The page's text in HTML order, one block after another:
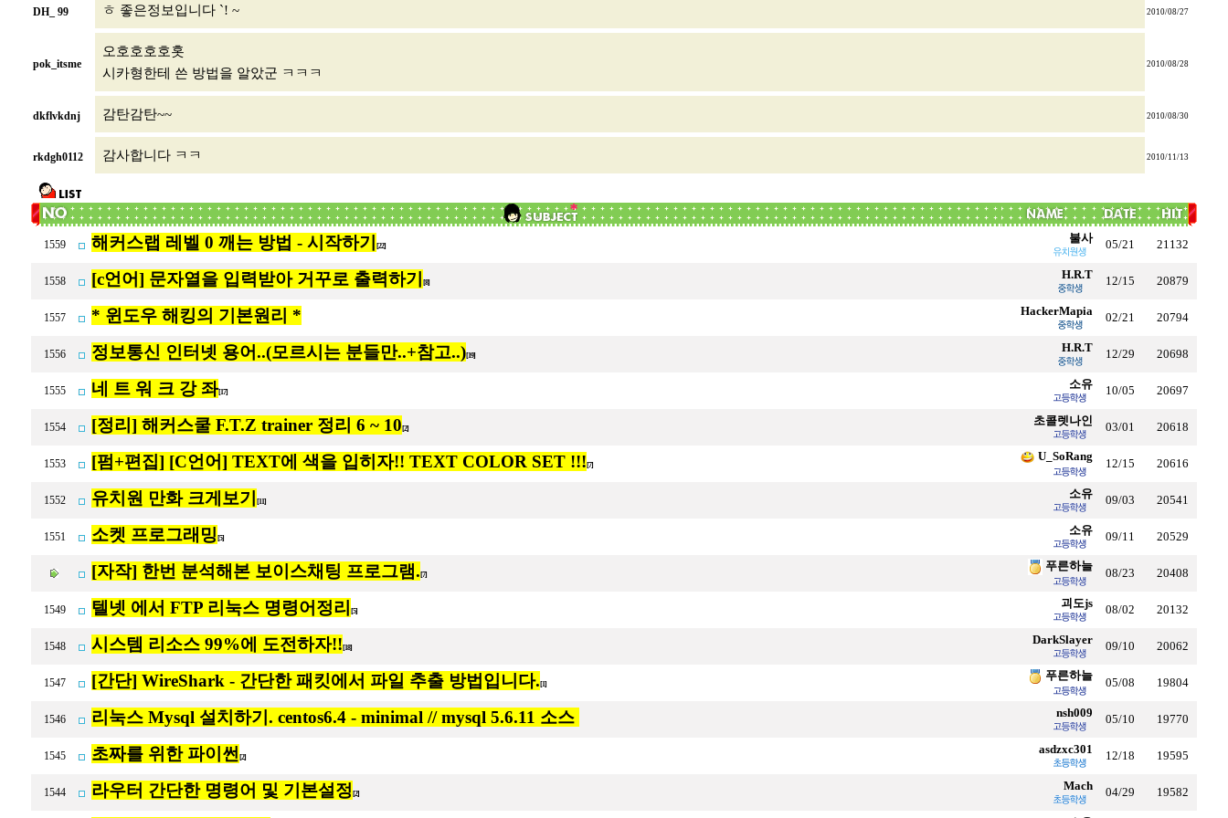
DH_ 99 ㅎ 좋은정보입니다 `! ~ 2010/08/27
pok_itsme
오호호호호홋
시카형한테 쓴 방법을 알았군 ㅋㅋㅋ
2010/08/28
dkflvkdnj 감탄감탄~~ 2010/08/30
rkdgh0112 감사합니다 ㅋㅋ 2010/11/13
1559 해커스랩 레벨 0 깨는 방법 - 시작하기 [22]
불사 05/21 21132
1558 [c언어] 문자열을 입력받아 거꾸로 출력하기 [8]
H.R.T 12/15 20879
1557 * 윈도우 해킹의 기본원리 * HackerMapia 02/21 20794
1556 정보통신 인터넷 용어..(모르시는 분들만..+참고..)[19]
H.R.T 12/29 20698
1555 네 트 워 크 강 좌[17]
소유 10/05 20697
1554 [정리] 해커스쿨 F.T.Z trainer 정리 6 ~ 10 [2]
초콜렛나인 03/01 20618
1553 [펌+편집] [C언어] TEXT에 색을 입히자!! TEXT COLOR SET !!! [7]
U_SoRang
12/15 20616
1552 유치원 만화 크게보기 [11]
소유 09/03 20541
1551 소켓 프로그래밍 [5]
소유 09/11 20529
[자작] 한번 분석해본 보이스채팅 프로그램. [7]
푸른하늘
08/23 20408
1549 텔넷 에서 FTP 리눅스 명령어정리 [5]
괴도js 08/02 20132
1548 시스템 리소스 99%에 도전하자!! [18]
DarkSlayer 09/10 20062
1547 [간단] WireShark - 간단한 패킷에서 파일 추출 방법입니다. [1]
푸른하늘
05/08 19804
1546 리눅스 Mysql 설치하기. centos6.4 - minimal // mysql 5.6.11 소스 nsh009 05/10 19770
1545 초짜를 위한 파이썬 [2]
asdzxc301 12/18 19595
1544 라우터 간단한 명령어 및 기본설정 [2]
Mach 04/29 19582